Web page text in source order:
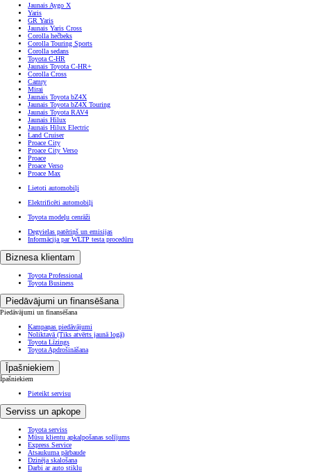
Jaunais Aygo X
Yaris
GR Yaris
Jaunais Yaris Cross
Corolla hečbeks
Corolla Touring Sports
Corolla sedans
Toyota C-HR
Jaunais Toyota C-HR+
Corolla Cross
Camry
Mirai
Jaunais Toyota bZ4X
Jaunais Toyota bZ4X Touring
Jaunais Toyota RAV4
Jaunais Hilux
Jaunais Hilux Electric
Land Cruiser
Proace City
Proace City Verso
Proace
Proace Verso
Proace Max
Lietoti automobiļi
Elektrificēti automobiļi
Toyota modeļu cenrāži
Degvielas patēriņš un emisijas
Informācija par WLTP testa procedūru
Biznesa klientam
Toyota Professional
Toyota Business
Piedāvājumi un finansēšana
Piedāvājumi un finansēšana
Kampaņas piedāvājumi
Noliktavā (Tiks atvērts jaunā logā)
Toyota Līzings
Toyota Apdrošināšana
Īpašniekiem
Īpašniekiem
Pieteikt servisu
Serviss un apkope
Toyota serviss
Mūsu klientu apkalpošanas solījums
Express Service
Atsaukuma pārbaude
Dzinēja skalošana
Darbi ar auto stiklu